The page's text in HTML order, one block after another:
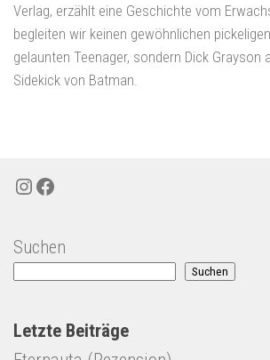
Verlag, erzählt eine Geschichte vom
begleiten wir keinen gewöhnlichen
gelaunten Teenager, sondern Dick Grayson
Sidekick von Batman.
Instagram
Facebook
Suchen
Suchen
Letzte Beiträge